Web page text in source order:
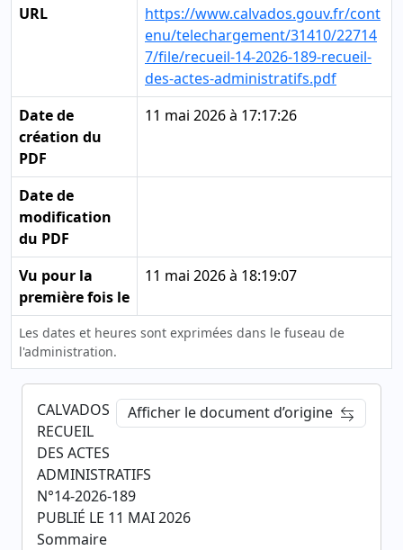
URL
https://www.calvados.gouv.fr/cont
enu/telechargement/31410/22714
7/file/recueil-14-2026-189-recueil-
des-actes-administratifs.pdf
Date de
création du
PDF
11 mai 2026 à 17:17:26
Date de
modification
du PDF
Vu pour la
première fois le
11 mai 2026 à 18:19:07
Les dates et heures sont exprimées dans le fuseau de
l'administration.
Afficher le document d’origine
CALVADOS
RECUEIL
DES ACTES
ADMINISTRATIFS
N°14-2026-189
PUBLIÉ LE 11 MAI 2026
Sommaire